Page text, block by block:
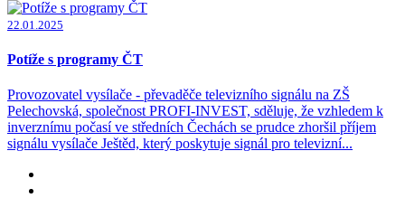
22.01.2025
Potíže s programy ČT
Provozovatel vysílače - převaděče televizního signálu na ZŠ
Pelechovská, společnost PROFI-INVEST, sděluje, že vzhledem k
inverznímu počasí ve středních Čechách se prudce zhoršil příjem
signálu vysílače Ještěd, který poskytuje signál pro televizní...